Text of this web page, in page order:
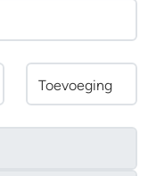
Toevoeging